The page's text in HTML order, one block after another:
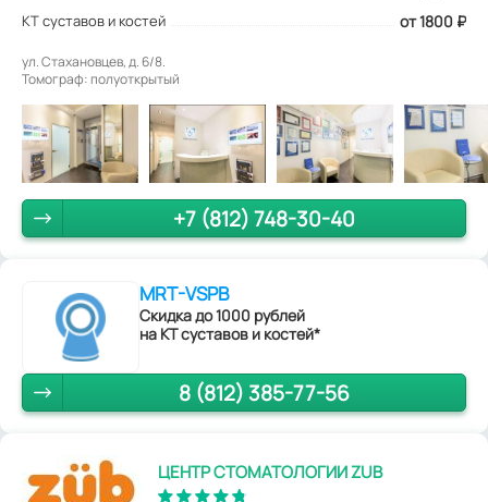
КТ суставов и костей от 1800 ₽
ул. Стахановцев, д. 6/8.
Томограф: полуоткрытый
+7 (812) 748-30-40
MRT-VSPB
Скидка до 1000 рублей
на КТ суставов и костей*
8 (812) 385-77-56
ЦЕНТР СТОМАТОЛОГИИ ZUB